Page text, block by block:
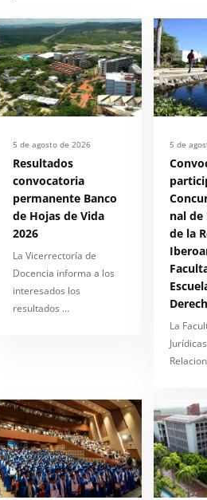
5 de agosto de 2026
Resultados
convocatoria
permanente Banco
de Hojas de Vida
2026
La Vicerrectoría de
Docencia informa a los
interesados los
resultados …
5 de
nal de
de la
La